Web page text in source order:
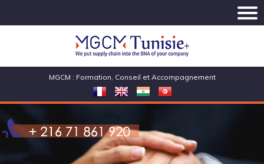
MGCM : Formation, Conseil et Accompagnement